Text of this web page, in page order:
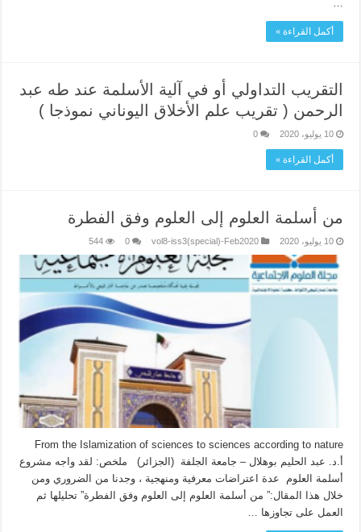
…
أكمل القراءة »
التقريب التداولي أو في آلية الأسلمة عند طه عبد
الرحمن ( تقريب علم الأخلاق اليوناني نموذجا )
10 يوليو، 2020 0
أكمل القراءة »
من أسلمة العلوم إلى العلوم وفق الفطرة
10 يوليو، 2020 vol8-iss3(special)-Feb2020
0
544
أ.د. عبد الحليم بوهلال – جامعة الجلفة (الجزائر) ملخص: لقد واجه مشروع
أسلمة العلوم عدة اعتراضات معرفية ومنهجية ، وجدنا من الضروري ومن
خلال هذا المقال:” من أسلمة العلوم إلى العلوم وفق الفطرة” تحليلها ثم
العمل على تجاوزها …